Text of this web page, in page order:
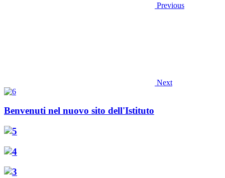
Previous
Next
Benvenuti nel nuovo sito dell'Istituto